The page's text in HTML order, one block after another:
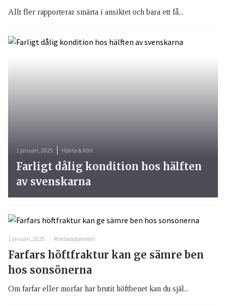
Allt fler rapporterar smärta i ansiktet och bara ett få...
1 januari, 2025 Hjärta & Kärl
Farligt dålig kondition hos hälften
av svenskarna
1 januari, 2025 Rörelseapparaten
Farfars höftfraktur kan ge sämre ben
hos sonsönerna
Om farfar eller morfar har brutit höftbenet kan du själ...